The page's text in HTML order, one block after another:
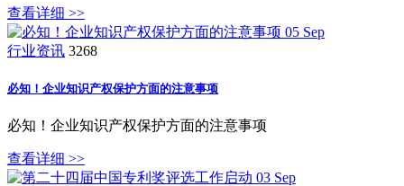
查看详细 >>
05 Sep
行业资讯 3268
必知！企业知识产权保护方面的注意事项
必知！企业知识产权保护方面的注意事项
查看详细 >>
03 Sep